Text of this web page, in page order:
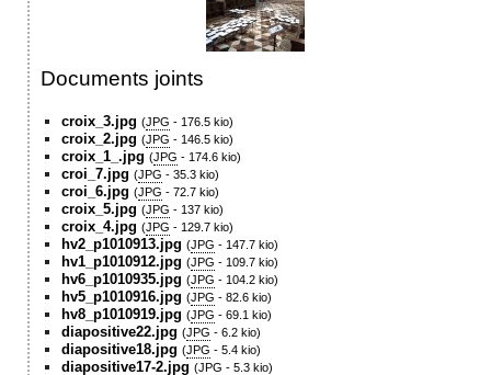
Documents joints
croix_3.jpg (JPG -176.5 kio)
croix_2.jpg (JPG -146.5 kio)
croix_1_.jpg (JPG -174.6 kio)
croi_7.jpg (JPG -35.3 kio)
croi_6.jpg (JPG -72.7 kio)
croix_5.jpg (JPG -137 kio)
croix_4.jpg (JPG -129.7 kio)
hv2_p1010913.jpg (JPG -147.7 kio)
hv1_p1010912.jpg (JPG -109.7 kio)
hv6_p1010935.jpg (JPG -104.2 kio)
hv5_p1010916.jpg (JPG -82.6 kio)
hv8_p1010919.jpg (JPG -69.1 kio)
diapositive22.jpg (JPG -6.2 kio)
diapositive18.jpg (JPG -5.4 kio)
diapositive17-2.jpg (JPG -5.3 kio)